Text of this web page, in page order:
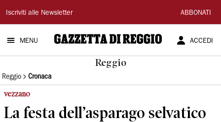
Gazzetta
di
Reggio
Iscriviti alle Newsletter ABBONATI
MENU ACCEDI
Reggio
Reggio Cronaca
vezzano
La festa dell’asparago selvatico